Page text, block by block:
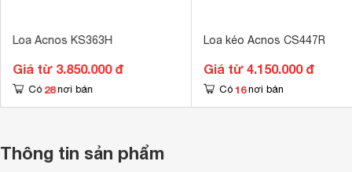
Loa Acnos KS363H
Giá từ 3.850.000 đ
Có 28 nơi bán
Loa kéo Acnos CS447R
Giá từ 4.150.000 đ
Có 16 nơi bán
Thông tin sản phẩm